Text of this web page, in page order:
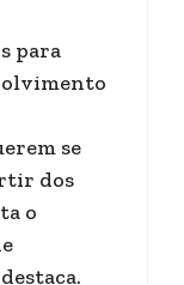
para
se
dos
o